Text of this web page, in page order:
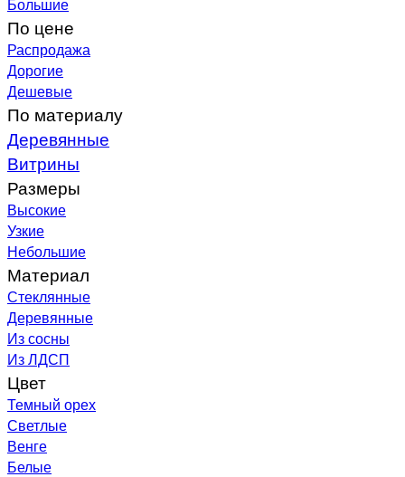
По цене
Распродажа
Дорогие
Дешевые
По материалу
Деревянные
Витрины
Размеры
Высокие
Узкие
Небольшие
Материал
Стеклянные
Деревянные
Из сосны
Из ЛДСП
Цвет
Темный орех
Светлые
Венге
Белые